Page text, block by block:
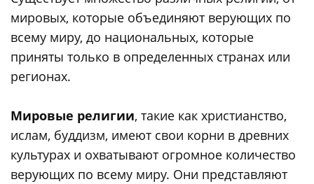
мировых, которые объединяют верующих по
всему миру, до национальных, которые
приняты только в определенных странах или
регионах.
Мировые религии, такие как христианство,
ислам, буддизм, имеют свои корни в древних
культурах и охватывают огромное количество
верующих по всему миру. Они представляют